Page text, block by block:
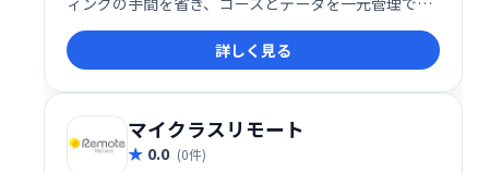
ます。 洗練された公開プロファイルで、学習者へ効果
的にコースを提供可能です。 複雑な設定不要で、すぐ
にコース公開を始められます。
詳しく見る
マイクラスリモート
0.0 (0件)